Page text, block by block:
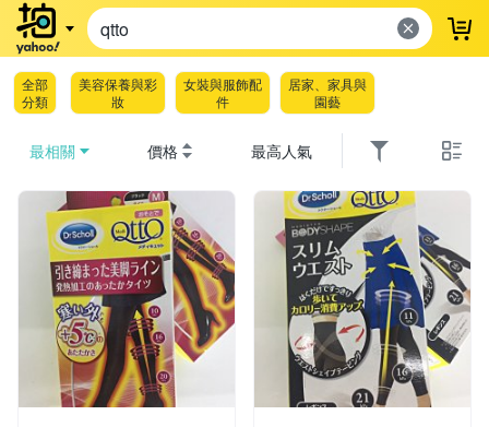
登
全部
分類
美容保養與彩
妝
女裝與服飾配
件
居家、家具與
園藝
最相關 價格 最高人氣